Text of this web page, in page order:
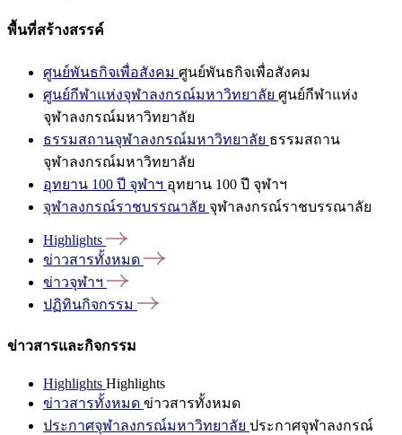
พื้นที่สร้างสรรค์
ศูนย์พันธกิจเพื่อสังคม ศูนย์พันธกิจเพื่อสังคม
ศูนย์กีฬาแห่งจุฬาลงกรณ์มหาวิทยาลัย ศูนย์กีฬาแห่ง
จุฬาลงกรณ์มหาวิทยาลัย
ธรรมสถานจุฬาลงกรณ์มหาวิทยาลัย ธรรมสถาน
จุฬาลงกรณ์มหาวิทยาลัย
อุทยาน 100 ปี จุฬาฯ อุทยาน 100 ปี จุฬาฯ
จุฬาลงกรณ์ราชบรรณาลัย จุฬาลงกรณ์ราชบรรณาลัย
Highlights
ข่าวสารทั้งหมด
ข่าวจุฬาฯ
ปฏิทินกิจกรรม
ข่าวสารและกิจกรรม
Highlights Highlights
ข่าวสารทั้งหมด ข่าวสารทั้งหมด
ประกาศจุฬาลงกรณ์มหาวิทยาลัย ประกาศจุฬาลงกรณ์